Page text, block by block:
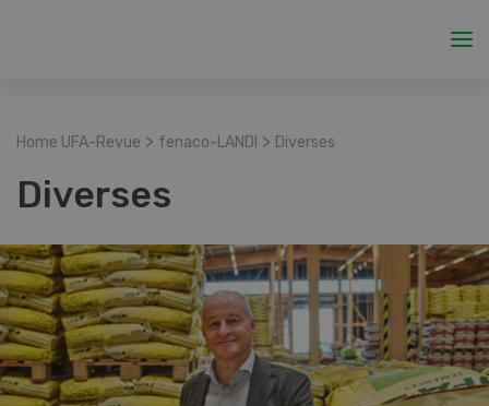
Home UFA-Revue > fenaco-LANDI > Diverses
Diverses